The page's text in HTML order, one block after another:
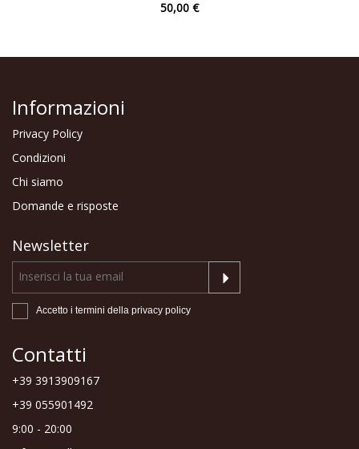
50,00 €
Informazioni
Privacy Policy
Condizioni
Chi siamo
Domande e risposte
Newsletter
Accetto i termini della privacy policy
Contatti
+39 3913909167
+39 055901492
9:00 - 20:00